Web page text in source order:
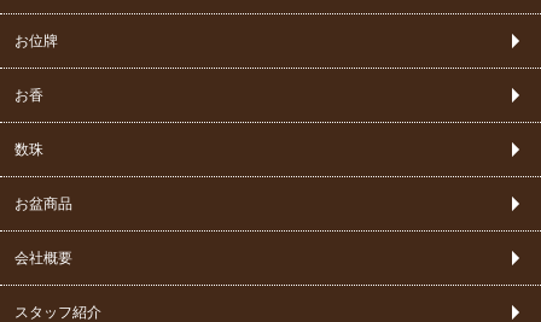
お位牌
お香
数珠
お盆商品
会社概要
スタッフ紹介